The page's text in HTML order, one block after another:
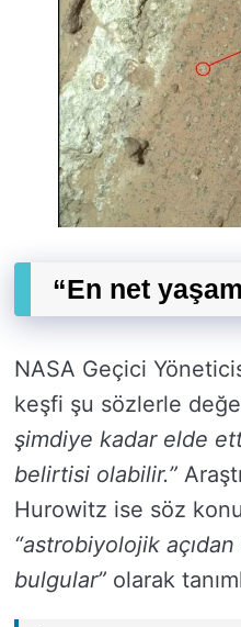
“En net
NASA Geçici
keşfi şu sözlerle
şimdiye kadar elde
belirtisi olabilir.”
Hurowitz ise söz
“astrobiyolojik
bulgular” olarak